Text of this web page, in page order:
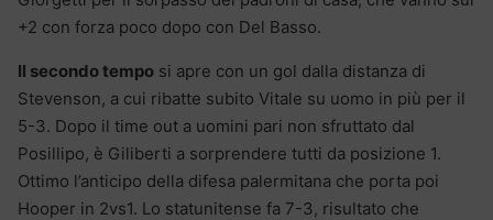
+2 con forza poco dopo con Del Basso.
Il secondo tempo si apre con un gol dalla distanza di
Stevenson, a cui ribatte subito Vitale su uomo in più per il
5-3. Dopo il time out a uomini pari non sfruttato dal
Posillipo, è Giliberti a sorprendere tutti da posizione 1.
Ottimo l’anticipo della difesa palermitana che porta poi
Hooper in 2vs1. Lo statunitense fa 7-3, risultato che